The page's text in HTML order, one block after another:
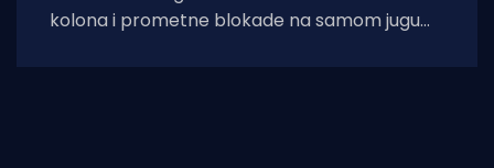
kolona i prometne blokade na samom jugu